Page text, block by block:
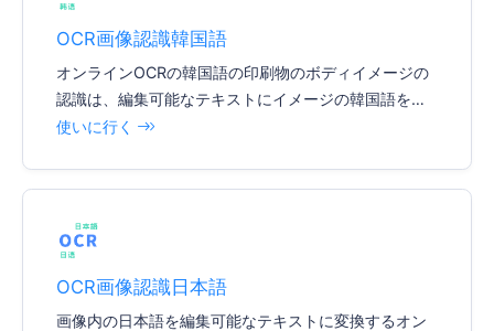
OCR画像認識韓国語
オンラインOCRの韓国語の印刷物のボディイメージの
認識は、編集可能なテキストにイメージの韓国語を変
える
使いに行く
OCR画像認識日本語
画像内の日本語を編集可能なテキストに変換するオン